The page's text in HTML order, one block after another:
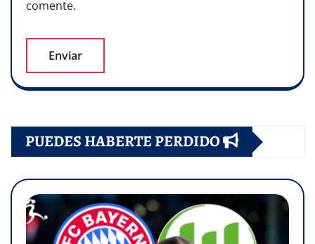
comente.
PUEDES HABERTE PERDIDO